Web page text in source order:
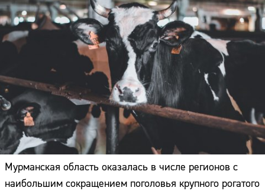
Мурманская область оказалась в числе регионов с
наибольшим сокращением поголовья крупного рогатого